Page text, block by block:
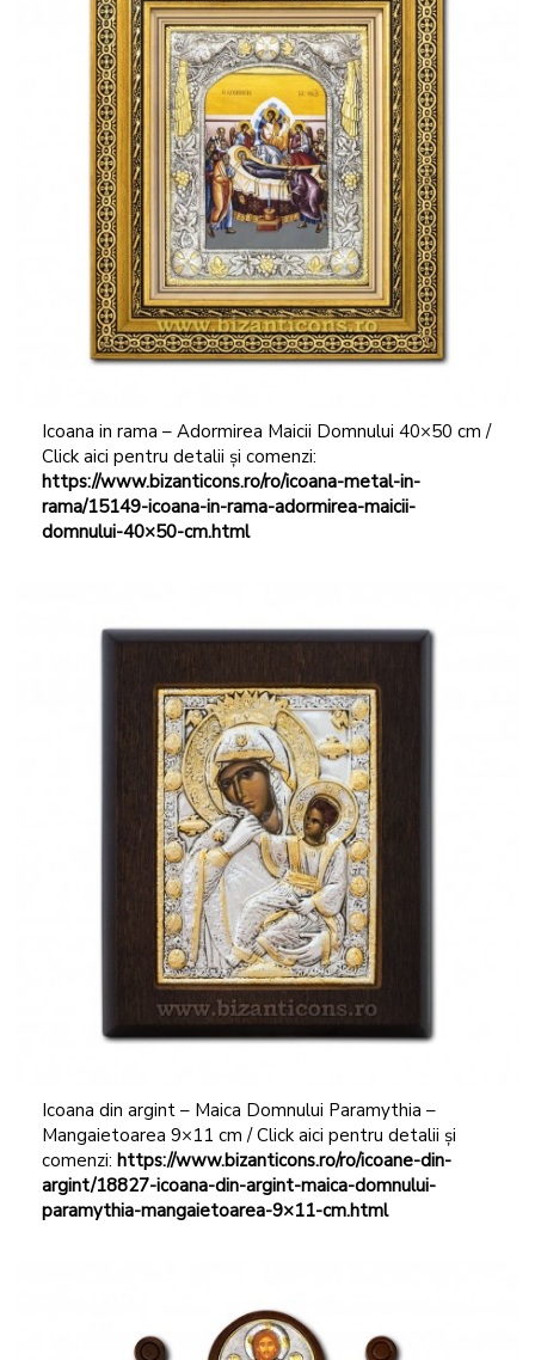
Icoana in rama – Adormirea Maicii Domnului 40×50 cm /
Click aici pentru detalii și comenzi:
https://www.bizanticons.ro/ro/icoana-metal-in-
rama/15149-icoana-in-rama-adormirea-maicii-
domnului-40×50-cm.html
Icoana din argint – Maica Domnului Paramythia –
Mangaietoarea 9×11 cm / Click aici pentru detalii și
comenzi: https://www.bizanticons.ro/ro/icoane-din-
argint/18827-icoana-din-argint-maica-domnului-
paramythia-mangaietoarea-9×11-cm.html